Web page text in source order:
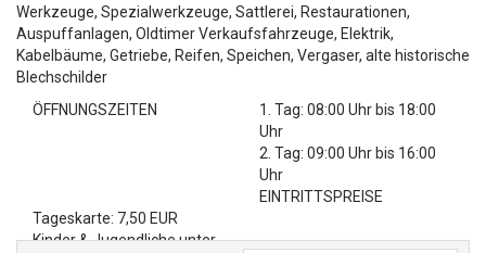
Werkzeuge, Spezialwerkzeuge, Sattlerei, Restaurationen,
Auspuffanlagen, Oldtimer Verkaufsfahrzeuge, Elektrik,
Kabelbäume, Getriebe, Reifen, Speichen, Vergaser, alte historische
Blechschilder
ÖFFNUNGSZEITEN
1. Tag: 08:00 Uhr bis 18:00
Uhr
2. Tag: 09:00 Uhr bis 16:00
Uhr
EINTRITTSPREISE
Tageskarte: 7,50 EUR
Kinder & Jugendliche unter